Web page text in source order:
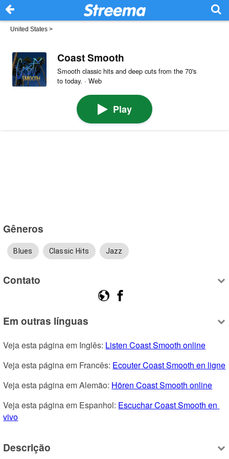
United States >
Coast Smooth
Smooth classic hits and deep cuts from the 70's
to today. · Web
Play
Gêneros
Blues Classic Hits Jazz
Contato
Em outras línguas
Veja esta página em Inglês: Listen Coast Smooth online
Veja esta página em Francês: Ecouter Coast Smooth en ligne
Veja esta página em Alemão: Hören Coast Smooth online
Veja esta página em Espanhol: Escuchar Coast Smooth en
vivo
Descrição